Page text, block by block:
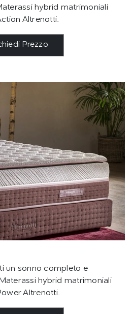
hybrid matrimoniali
Altrenotti.
Prezzo
un sonno completo e
hybrid matrimoniali
Altrenotti.